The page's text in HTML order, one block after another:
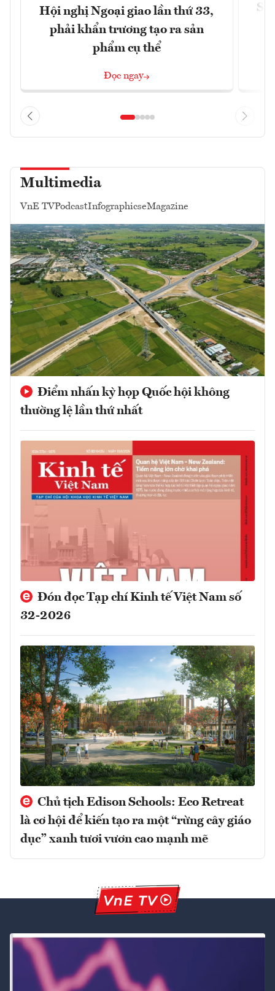
Hội nghị Ngoại giao lần thứ 33,
phải khẩn trương tạo ra sản
phẩm cụ thể
Đọc ngay
Multimedia
VnE TVPodcastInfographicseMagazine
Điểm nhấn kỳ họp Quốc hội không
thường lệ lần thứ nhất
Đón đọc Tạp chí Kinh tế Việt Nam số
32-2026
Chủ tịch Edison Schools: Eco Retreat
là cơ hội để kiến tạo ra một “rừng cây giáo
dục” xanh tươi vươn cao mạnh mẽ